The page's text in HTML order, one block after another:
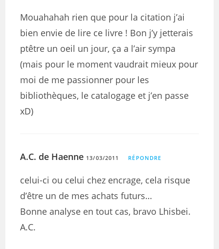
Mouahahah rien que pour la citation j’ai
bien envie de lire ce livre ! Bon j’y jetterais
ptêtre un oeil un jour, ça a l’air sympa
(mais pour le moment vaudrait mieux pour
moi de me passionner pour les
bibliothèques, le catalogage et j’en passe
xD)
A.C. de Haenne 13/03/2011 RÉPONDRE
celui-ci ou celui chez encrage, cela risque
d’être un de mes achats futurs…
Bonne analyse en tout cas, bravo Lhisbei.
A.C.